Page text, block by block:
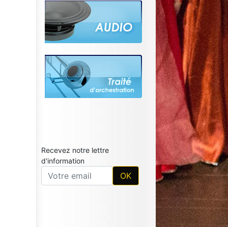
Recevez notre lettre
d'information